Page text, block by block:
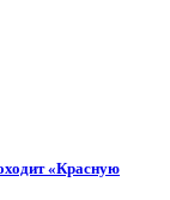
«Красную